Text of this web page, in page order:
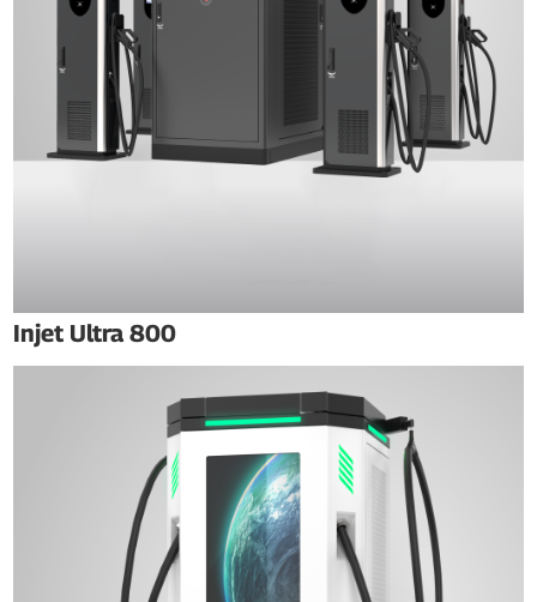
Injet Ultra 800